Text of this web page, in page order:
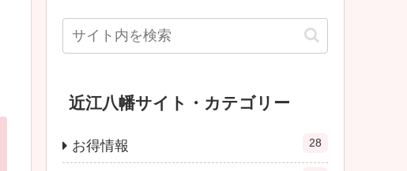
近江八幡サイト・カテゴリー
お得情報 28